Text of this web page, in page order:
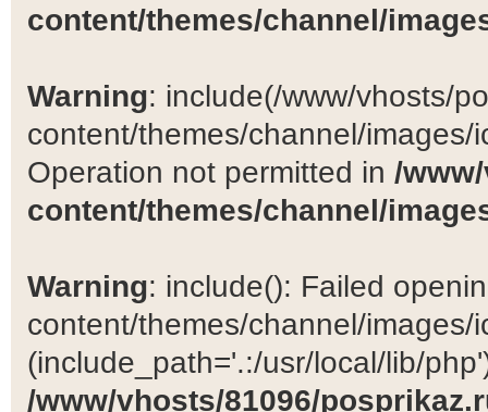
content/themes/channel/
Warning: include(/www/vhosts/
content/themes/channel/
Operation not permitted in /
content/themes/channel/
Warning: include(): Failed
content/themes/channel/images/
(include_path='.:/usr/local/lib/
/www/vhosts/81096/